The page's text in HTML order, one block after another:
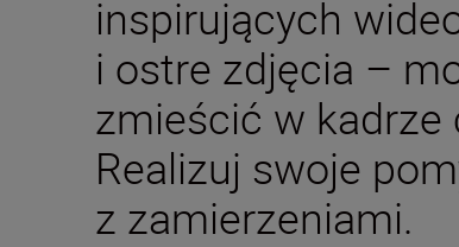
inspirujących
i ostre zdjęcia –
zmieścić w kadrze
Realizuj swoje
z zamierzeniami.